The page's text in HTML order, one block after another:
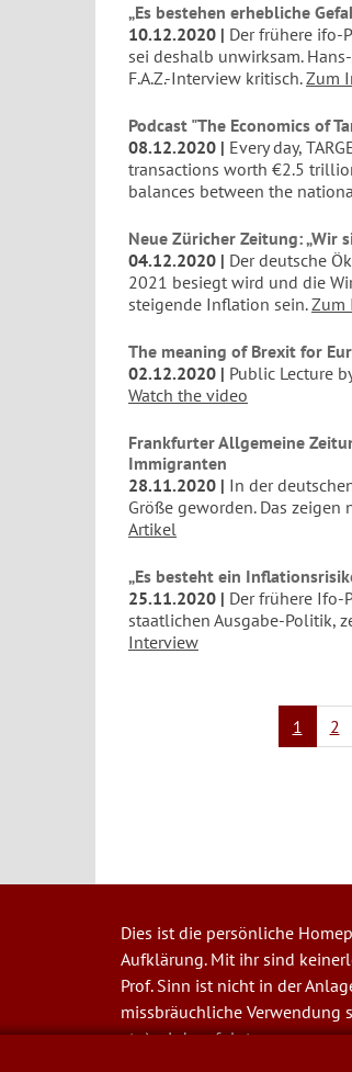
„Es bestehen erhebliche
10.12.2020
Der frühere ifo-
sei deshalb unwirksam.
F.A.Z.-Interview kritisch. Zum
Podcast "The Economics of
08.12.2020
Every day,
transactions worth €2.5
balances between the
Neue Züricher Zeitung: „Wir
04.12.2020
Der deutsche
2021 besiegt wird und die
steigende Inflation sein. Zum
The meaning of Brexit for
02.12.2020
Public Lecture
Watch the video
Frankfurter Allgemeine
Immigranten
28.11.2020
In der
Größe geworden. Das
Artikel
„Es besteht ein
25.11.2020
Der frühere Ifo-
staatlichen Ausgabe-Politik,
Interview
Aktuelle
Seite
1 2
Dies ist die persönliche
Aufklärung. Mit ihr sind
Prof. Sinn ist nicht in der
missbräuchliche Verwendung
etc.) wird verfolgt.